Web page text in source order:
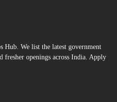
Hub. We list the latest government
fresher openings across India. Apply